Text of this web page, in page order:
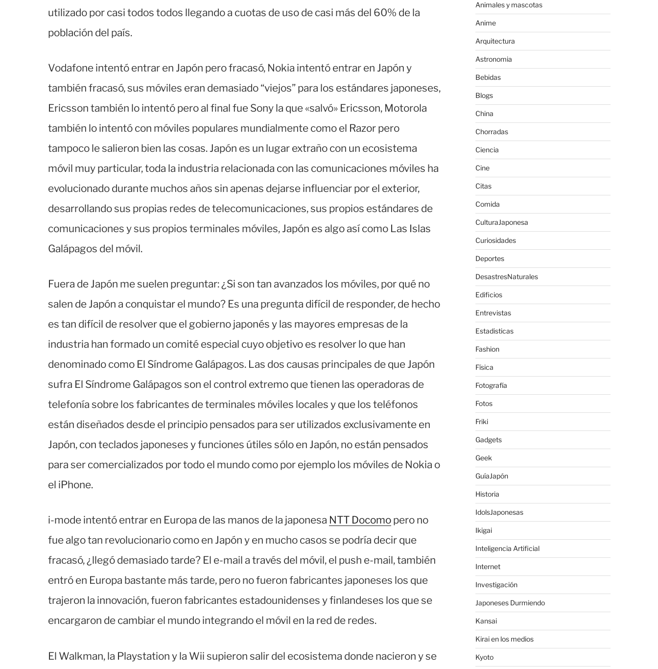
utilizado por casi todos todos llegando a cuotas de uso de casi más del 60% de la
población del país.
Vodafone intentó entrar en Japón pero fracasó, Nokia intentó entrar en Japón y
también fracasó, sus móviles eran demasiado “viejos” para los estándares japoneses,
Ericsson también lo intentó pero al final fue Sony la que «salvó» Ericsson, Motorola
también lo intentó con móviles populares mundialmente como el Razor pero
tampoco le salieron bien las cosas. Japón es un lugar extraño con un ecosistema
móvil muy particular, toda la industria relacionada con las comunicaciones móviles ha
evolucionado durante muchos años sin apenas dejarse influenciar por el exterior,
desarrollando sus propias redes de telecomunicaciones, sus propios estándares de
comunicaciones y sus propios terminales móviles, Japón es algo así como Las Islas
Galápagos del móvil.
Fuera de Japón me suelen preguntar: ¿Si son tan avanzados los móviles, por qué no
salen de Japón a conquistar el mundo? Es una pregunta difícil de responder, de hecho
es tan difícil de resolver que el gobierno japonés y las mayores empresas de la
industria han formado un comité especial cuyo objetivo es resolver lo que han
denominado como El Síndrome Galápagos. Las dos causas principales de que Japón
sufra El Síndrome Galápagos son el control extremo que tienen las operadoras de
telefonía sobre los fabricantes de terminales móviles locales y que los teléfonos
están diseñados desde el principio pensados para ser utilizados exclusivamente en
Japón, con teclados japoneses y funciones útiles sólo en Japón, no están pensados
para ser comercializados por todo el mundo como por ejemplo los móviles de Nokia o
el iPhone.
i-mode intentó entrar en Europa de las manos de la japonesa NTT Docomopero no
fue algo tan revolucionario como en Japón y en mucho casos se podría decir que
fracasó, ¿llegó demasiado tarde? El e-mail a través del móvil, el push e-mail, también
entró en Europa bastante más tarde, pero no fueron fabricantes japoneses los que
trajeron la innovación, fueron fabricantes estadounidenses y finlandeses los que se
encargaron de cambiar el mundo integrando el móvil en la red de redes.
El Walkman, la Playstation y la Wii supieron salir del ecosistema donde nacieron y se
Animales y mascotas
Anime
Arquitectura
Astronomia
Bebidas
Blogs
China
Chorradas
Ciencia
Cine
Citas
Comida
CulturaJaponesa
Curiosidades
Deportes
DesastresNaturales
Edificios
Entrevistas
Estadisticas
Fashion
Física
Fotografía
Fotos
Friki
Gadgets
Geek
GuíaJapón
Historia
IdolsJaponesas
Ikigai
Inteligencia Artificial
Internet
Investigación
Japoneses Durmiendo
Kansai
Kirai en los medios
Kyoto